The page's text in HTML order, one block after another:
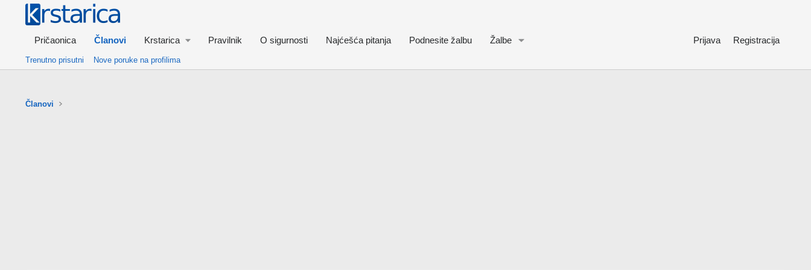
Pričaonica Članovi Krstarica Pravilnik O sigurnosti Najćešća pitanja Podnesite žalbu Žalbe Prijava Registracija
Trenutno prisutni Nove poruke na profilima
Članovi